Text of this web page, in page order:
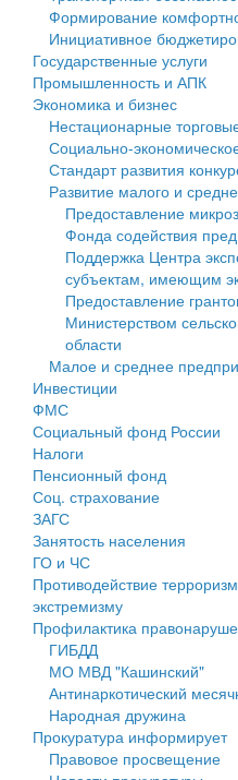
Государственные услуги
Промышленность и АПК
Экономика и бизнес
Символика
Устав
Гостям округа
Туризм
Культура
Образование
Здравоохранение
Социальная защита
Фотоальбом
муниципального округа
Администрация
Тверской области
Управление сельскими
Открытые данные
Работа с обращениями
Муниципальный контроль
Муниципальные услуги
Проекты
Антимонопольный
Противодействие коррупции
Финансовое управление
Бюджет для граждан
Имущество
Выявление
объектов недвижимости
Имущественная
среднего
Информационная
среднего
Муниципальные программы
Контрольно-счетная палата
Персональные данные
Оценка регулирующего
Деятельность МУ
Нормативы
Правила
Генеральные планы
Проекты планировки
Формирование
Инициативное
Государственные услуги
Промышленность и АПК
Экономика и бизнес
Нестационарные
Социально-
Стандарт развития
Развитие малого и
Предоставление
Фонда содействия
Поддержка Центра
субъектам, имеющим
Предоставление
Министерством
области
Малое и среднее
Инвестиции
ФМС
Социальный фонд России
Налоги
Пенсионный фонд
Соц. страхование
ЗАГС
Занятость населения
ГО и ЧС
Противодействие
экстремизму
Профилактика
ГИБДД
МО МВД "Кашинский"
Антинаркотический
Народная дружина
Прокуратура информирует
Правовое просвещение